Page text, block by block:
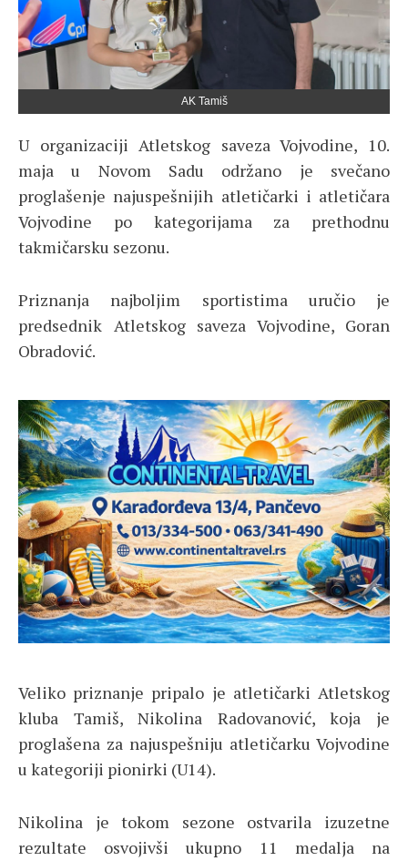
AK Tamiš
U organizaciji Atletskog saveza Vojvodine, 10.
maja u Novom Sadu održano je svečano
proglašenje najuspešnijih atletičarki i atletičara
Vojvodine po kategorijama za prethodnu
takmičarsku sezonu.
Priznanja najboljim sportistima uručio je
predsednik Atletskog saveza Vojvodine, Goran
Obradović.
Veliko priznanje pripalo je atletičarki Atletskog
kluba Tamiš,Nikolina Radovanović, koja je
proglašena za najuspešniju atletičarku Vojvodine
u kategoriji pionirki (U14).
Nikolina je tokom sezone ostvarila izuzetne
rezultate osvojivši ukupno 11 medalja na